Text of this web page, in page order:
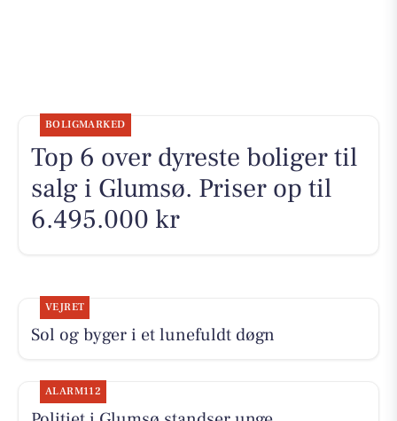
BOLIGMARKED
Top 6 over dyreste boliger til
salg i Glumsø. Priser op til
6.495.000 kr
VEJRET
Sol og byger i et lunefuldt døgn
ALARM112